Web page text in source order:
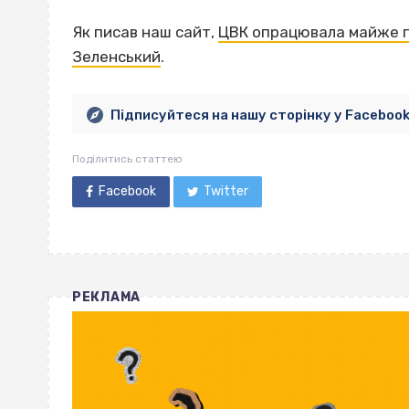
Як писав наш сайт, ЦВК опрацювала майже
Зеленський.
Підписуйтеся на нашу сторінку у Facebook
Поділитись статтею
Facebook Twitter
РЕКЛАМА